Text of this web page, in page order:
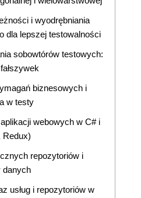
i wyodrębniania
dla lepszej testowalności
sobowtórów testowych:
biznesowych i
w testy
webowych w C# i
Redux)
repozytoriów i
danych
usług i repozytoriów w